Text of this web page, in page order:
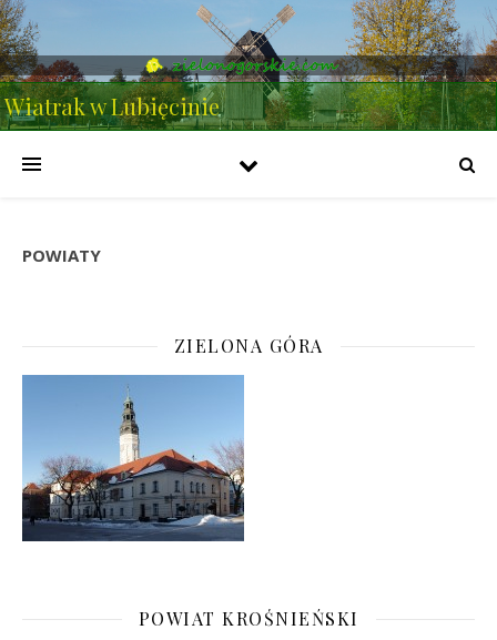
Wiatrak w Lubięcinie
POWIATY
ZIELONA GÓRA
POWIAT KROŚNIEŃSKI